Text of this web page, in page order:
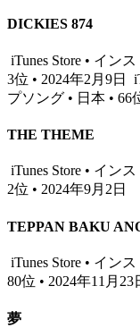
DICKIES 874
iTunes Store • イン
3位 • 2024年2月9日
プソング • 日本 • 66
THE THEME
iTunes Store • イン
2位 • 2024年9月2日
TEPPAN BAKU
iTunes Store • イン
80位 • 2024年11月23
夢